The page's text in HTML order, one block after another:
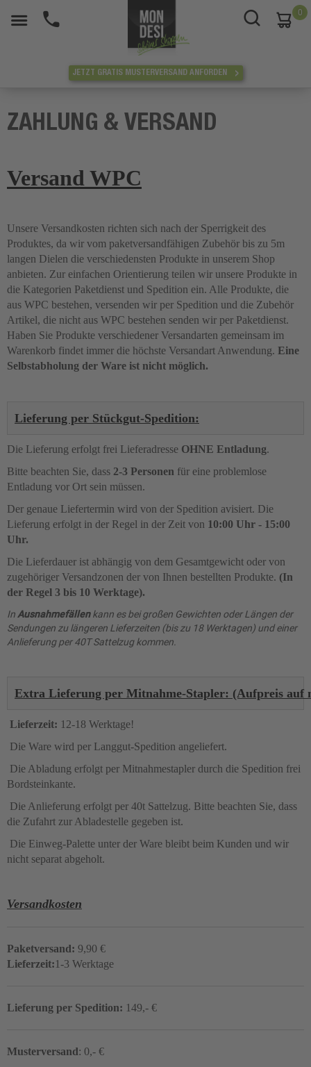
0
JETZT GRATIS MUSTERVERSAND ANFORDEN
ZAHLUNG & VERSAND
Versand WPC
Unsere Versandkosten richten sich nach der Sperrigkeit des
Produktes, da wir vom paketversandfähigen Zubehör bis zu 5m
langen Dielen die verschiedensten Produkte in unserem Shop
anbieten. Zur einfachen Orientierung teilen wir unsere Produkte in
die Kategorien Paketdienst und Spedition ein. Alle Produkte, die
aus WPC bestehen, versenden wir per Spedition und die Zubehör
Artikel, die nicht aus WPC bestehen senden wir per Paketdienst.
Haben Sie Produkte verschiedener Versandarten gemeinsam im
Warenkorb findet immer die höchste Versandart Anwendung. Eine
Selbstabholung der Ware ist nicht möglich.
Lieferung per Stückgut-Spedition:
Die Lieferung erfolgt frei Lieferadresse OHNE Entladung.
Bitte beachten Sie, dass 2-3 Personen für eine problemlose
Entladung vor Ort sein müssen.
Der genaue Liefertermin wird von der Spedition avisiert. Die
Lieferung erfolgt in der Regel in der Zeit von 10:00 Uhr - 15:00
Uhr.
Die Lieferdauer ist abhängig von dem Gesamtgewicht oder von
zugehöriger Versandzonen der von Ihnen bestellten Produkte. (In
der Regel 3 bis 10 Werktage).
In Ausnahmefällenkann es bei großen Gewichten oder Längen der
Sendungen zu längeren Lieferzeiten (bis zu 18 Werktagen) und einer
Anlieferung per 40T Sattelzug kommen.
Extra Lieferung per Mitnahme-Stapler: (Aufpreis auf
Lieferzeit: 12-18 Werktage!
Die Ware wird per Langgut-Spedition angeliefert.
Die Abladung erfolgt per Mitnahmestapler durch die Spedition frei
Bordsteinkante.
Die Anlieferung erfolgt per 40t Sattelzug. Bitte beachten Sie, dass
die Zufahrt zur Abladestelle gegeben ist.
Die Einweg-Palette unter der Ware bleibt beim Kunden und wir
nicht separat abgeholt.
Versandkosten
Paketversand: 9,90 €
Lieferzeit:1-3 Werktage
Lieferung per Spedition: 149,- €
Musterversand: 0,- €